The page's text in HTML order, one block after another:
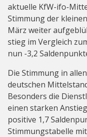
aktuelle KfW-ifo-
Stimmung der
März weiter
stieg im Vergleich
nun -3,2
Die Stimmung in
deutschen
Besonders die
einen starken
positive 1,7
Stimmungstabelle